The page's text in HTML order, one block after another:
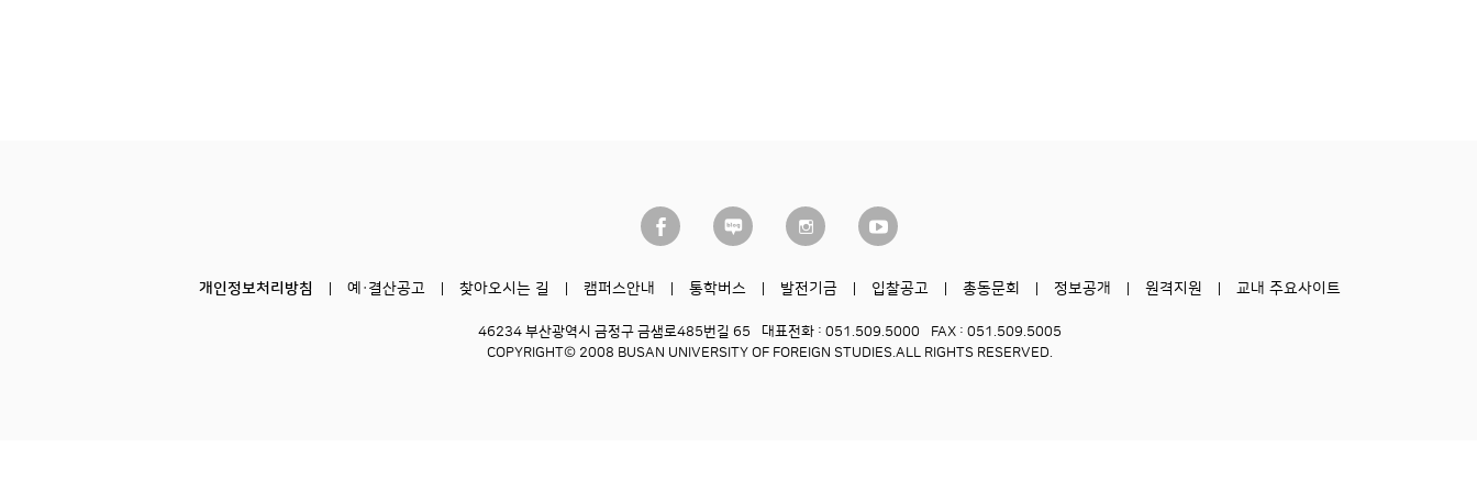
개인정보처리방침 예·결산공고 찾아오시는 길 캠퍼스안내 통학버스 발전기금 입찰공고 총동문회 정보공개 원격지원 교내 주요사이트
46234 부산광역시 금정구 금샘로485번길 65 대표전화 : 051.509.5000
FAX : 051.509.5005
COPYRIGHT© 2008 BUSAN UNIVERSITY OF FOREIGN STUDIES. ALL RIGHTS RESERVED.